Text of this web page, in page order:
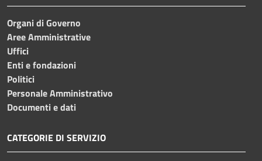
Organi di Governo
Aree Amministrative
Uffici
Enti e fondazioni
Politici
Personale Amministrativo
Documenti e dati
CATEGORIE DI SERVIZIO